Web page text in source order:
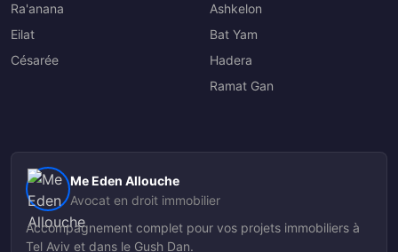
Ra'anana
Eilat
Césarée
Ashkelon
Bat Yam
Hadera
Ramat Gan
Me Eden Allouche
Avocat en droit immobilier
Accompagnement complet pour vos projets immobiliers à
Tel Aviv et dans le Gush Dan.